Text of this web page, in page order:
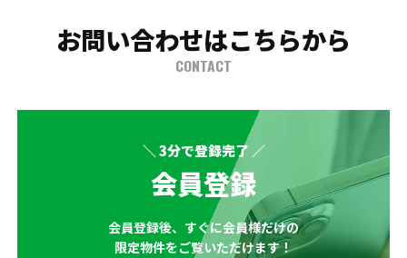
お問い合わせはこちらから
CONTACT
＼ 3分で登録完了 ／
会員登録
会員登録後、すぐに会員様だけの
限定物件をご覧いただけます！